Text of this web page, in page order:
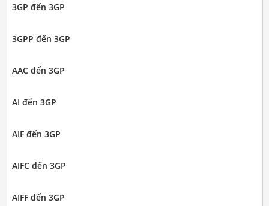
3GP đến 3GP
3GPP đến 3GP
AAC đến 3GP
AI đến 3GP
AIF đến 3GP
AIFC đến 3GP
AIFF đến 3GP